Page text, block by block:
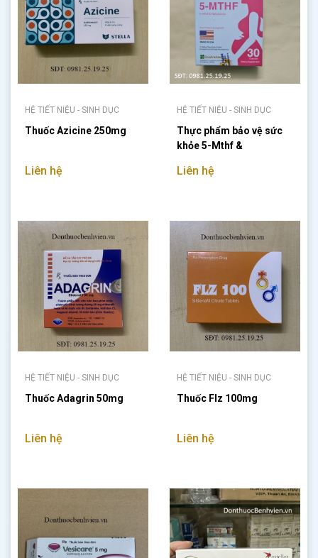
HỆ TIẾT NIỆU - SINH DỤC
Thuốc Azicine 250mg
Liên hệ
HỆ TIẾT NIỆU - SINH DỤC
Thực phẩm bảo vệ sức
khỏe 5-Mthf &
Liên hệ
HỆ TIẾT NIỆU - SINH DỤC
Thuốc Adagrin 50mg
Liên hệ
HỆ TIẾT NIỆU - SINH DỤC
Thuốc Flz 100mg
Liên hệ